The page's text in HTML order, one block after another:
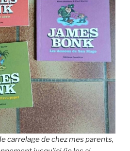
carrelage de chez mes parents,